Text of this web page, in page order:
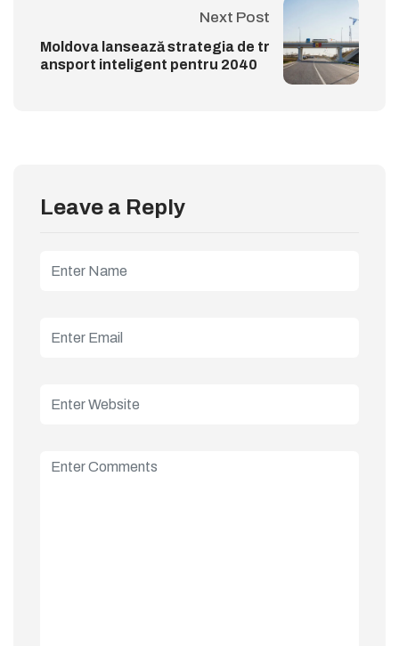
Next Post
Moldova lansează strategia de tr
ansport inteligent pentru 2040
Leave a Reply